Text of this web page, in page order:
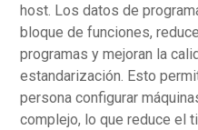
host. Los datos de
bloque de funciones,
programas y mejoran la
estandarización. Esto
persona configurar
complejo, lo que reduce el